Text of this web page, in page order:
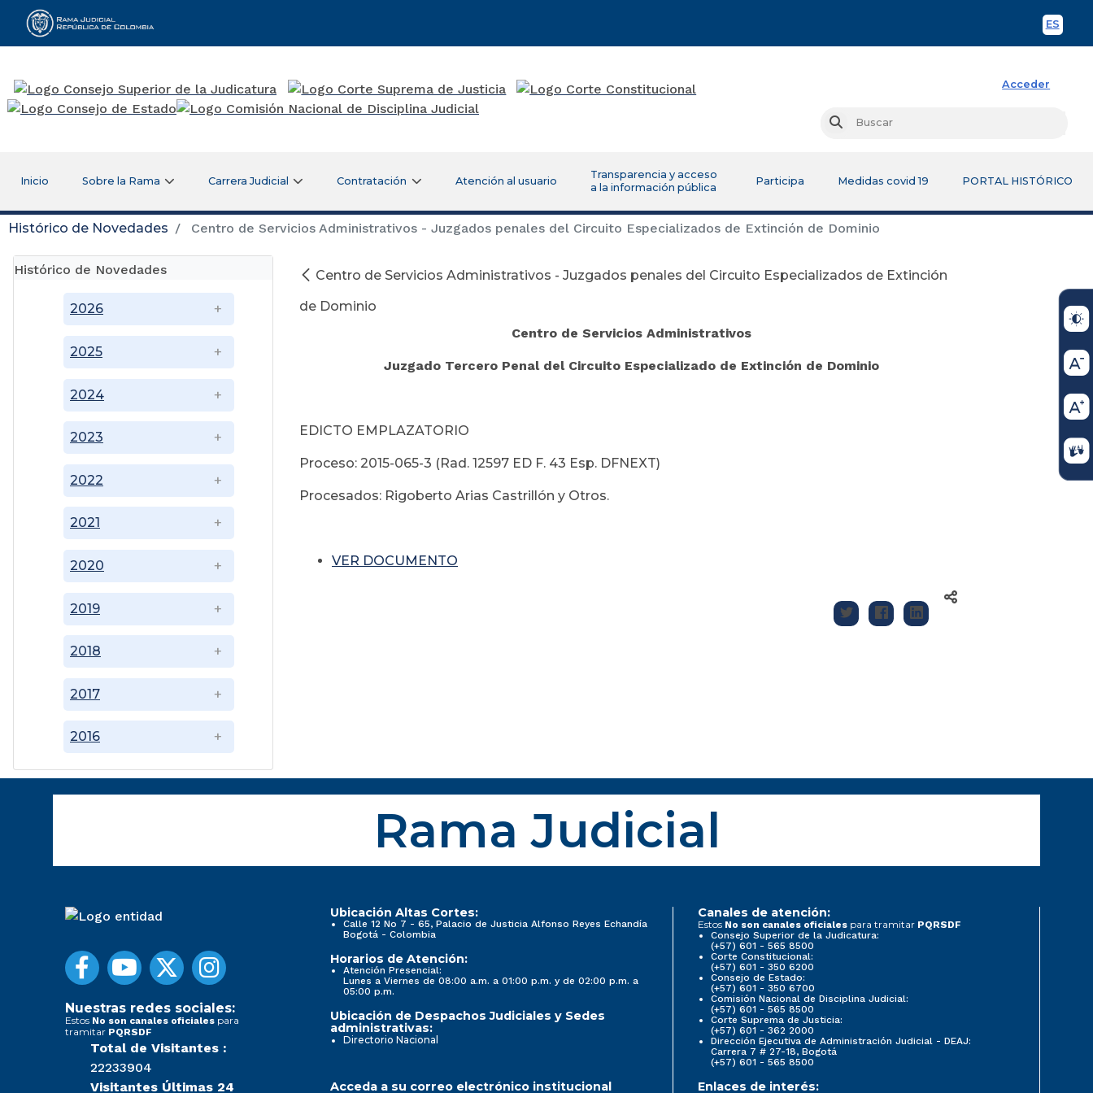
ES
Rama Judicial
Acceder
Buscar
Inicio Sobre la Rama Carrera Judicial Contratación Atención al usuario
Transparencia y acceso
a la información pública
Participa Medidas covid 19 PORTAL HISTÓRICO
Histórico de Novedades Centro de Servicios Administrativos - Juzgados penales del Circuito Especializados de Extinción de Dominio
Histórico de Novedades
2016
2017
2018
2019
2020
2021
2022
2023
2024
2025
2026
Centro de Servicios Administrativos - Juzgados penales del Circuito Especializados de Extinción
de Dominio
Centro de Servicios Administrativos
Juzgado Tercero Penal del Circuito Especializado de Extinción de Dominio
EDICTO EMPLAZATORIO
Proceso: 2015-065-3 (Rad. 12597 ED F. 43 Esp. DFNEXT)
Procesados: Rigoberto Arias Castrillón y Otros.
VER DOCUMENTO
Rama Judicial
Nuestras redes sociales:
Estos No son canales oficiales para
tramitar PQRSDF
Total de Visitantes :
22233904
Visitantes Últimas 24
Ubicación Altas Cortes:
Calle 12 No 7 - 65, Palacio de Justicia Alfonso Reyes Echandía
Bogotá - Colombia
Horarios de Atención:
Atención Presencial:
Lunes a Viernes de 08:00 a.m. a 01:00 p.m. y de 02:00 p.m. a
05:00 p.m.
Ubicación de Despachos Judiciales y Sedes
administrativas:
Directorio Nacional
Canales de atención:
Estos No son canales oficiales para tramitar PQRSDF
Consejo Superior de la Judicatura:
(+57) 601 - 565 8500
Corte Constitucional:
(+57) 601 - 350 6200
Consejo de Estado:
(+57) 601 - 350 6700
Comisión Nacional de Disciplina Judicial:
(+57) 601 - 565 8500
Corte Suprema de Justicia:
(+57) 601 - 362 2000
Dirección Ejecutiva de Administración Judicial - DEAJ:
Carrera 7 # 27-18, Bogotá
(+57) 601 - 565 8500
Acceda a su correo electrónico institucional Enlaces de interés: